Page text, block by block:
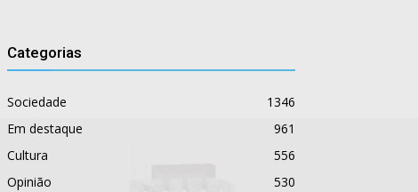
Categorias
Sociedade
1346
Em destaque
961
Cultura
556
Opinião
530